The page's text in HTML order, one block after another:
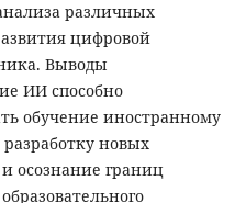
различных
цифровой
Выводы
ИИ способно
обучение иностранному
новых
осознание границ